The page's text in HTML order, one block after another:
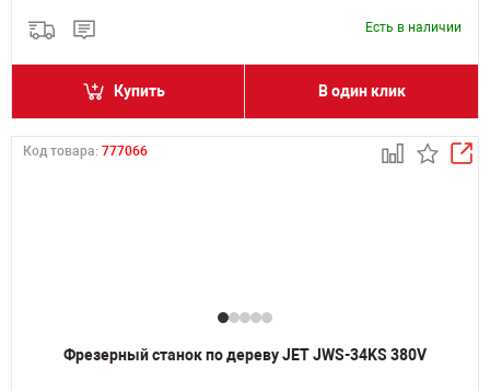
Есть в наличии
Купить В один клик
Код товара: 777066
Фрезерный станок по дереву JET JWS-34KS 380V